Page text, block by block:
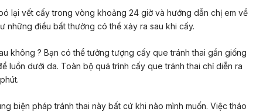
lại vết cấy trong vòng khoảng 24 giờ và hướng dẫn chị em về
những điều bất thường có thể xảy ra sau khi cấy.
không ? Bạn có thể tưởng tượng cấy que tránh thai gần giống
luồn dưới da. Toàn bộ quá trình cấy que tránh thai chỉ diễn ra
biện pháp tránh thai này bất cứ khi nào mình muốn. Việc tháo